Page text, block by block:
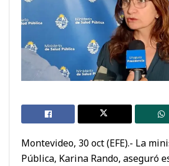
Montevideo, 30 oct (EFE).- La
Pública, Karina Rando, aseguró